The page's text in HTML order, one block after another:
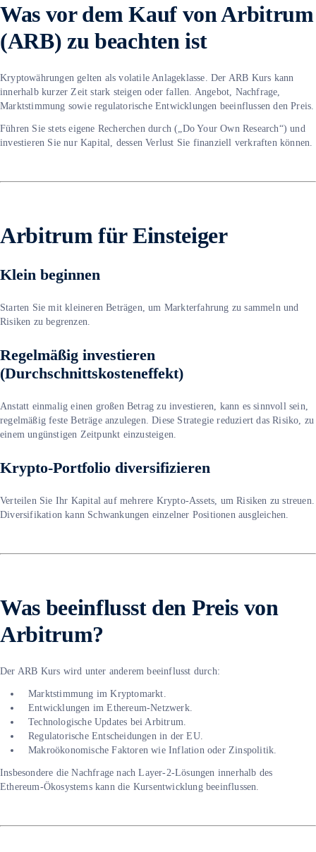
Was vor dem Kauf von Arbitrum
(ARB) zu beachten ist
Kryptowährungen gelten als volatile Anlageklasse. Der ARB Kurs kann
innerhalb kurzer Zeit stark steigen oder fallen. Angebot, Nachfrage,
Marktstimmung sowie regulatorische Entwicklungen beeinflussen den Preis.
Führen Sie stets eigene Recherchen durch („Do Your Own Research“) und
investieren Sie nur Kapital, dessen Verlust Sie finanziell verkraften können.
Arbitrumfür Einsteiger
Klein beginnen
Starten Sie mit kleineren Beträgen, um Markterfahrung zu sammeln und
Risiken zu begrenzen.
Regelmäßig investieren
(Durchschnittskosteneffekt)
Anstatt einmalig einen großen Betrag zu investieren, kann es sinnvoll sein,
regelmäßig feste Beträge anzulegen. Diese Strategie reduziert das Risiko, zu
einem ungünstigen Zeitpunkt einzusteigen.
Krypto-Portfolio diversifizieren
Verteilen Sie Ihr Kapital auf mehrere Krypto-Assets, um Risiken zu streuen.
Diversifikation kann Schwankungen einzelner Positionen ausgleichen.
Was beeinflusst den Preis von
Arbitrum?
Der ARB Kurs wird unter anderem beeinflusst durch:
Marktstimmung im Kryptomarkt.
Entwicklungen im Ethereum-Netzwerk.
Technologische Updates bei Arbitrum.
Regulatorische Entscheidungen in der EU.
Makroökonomische Faktoren wie Inflation oder Zinspolitik.
Insbesondere die Nachfrage nach Layer-2-Lösungen innerhalb des
Ethereum-Ökosystems kann die Kursentwicklung beeinflussen.